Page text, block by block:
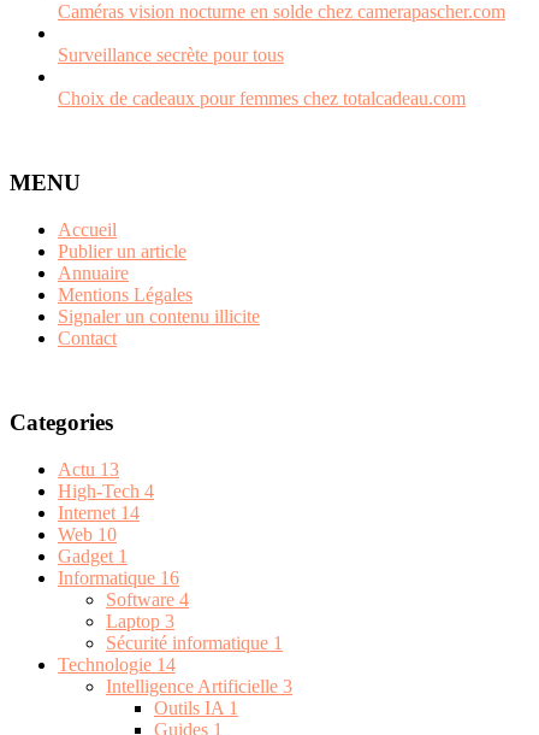
Caméras vision nocturne en solde chez camerapascher.com
Surveillance secrète pour tous
Choix de cadeaux pour femmes chez totalcadeau.com
MENU
Accueil
Publier un article
Annuaire
Mentions Légales
Signaler un contenu illicite
Contact
Categories
Actu 13
High-Tech 4
Internet 14
Web 10
Gadget 1
Informatique 16
Software 4
Laptop 3
Sécurité informatique 1
Technologie 14
Intelligence Artificielle 3
Outils IA 1
Guides 1